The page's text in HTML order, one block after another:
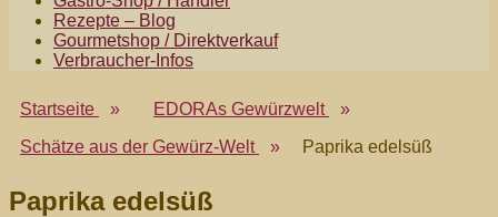
MenüRezepte – Blog
Gourmetshop / Direktverkauf
Verbraucher-Infos
Startseite » EDORAs Gewürzwelt
»
Schätze aus der Gewürz-Welt
» Paprika edelsüß
Paprika edelsüß